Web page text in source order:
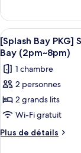
(Usage:
Check-
in
Day
Only)
Ticket,
4
Pax
(Usage:
Check-
in
Day
Only)
Bay
PKG]
Sun
Tower
Deluxe
King
+
Splash
Bay
(2pm~8pm)
le
type
de
chambre
[Splash
Bay
PKG]
Tower
Deluxe
+
Afficher
toutes
les
photos
pour
ce
type
de
3
[Splash Bay PKG]
Bay (2pm~8pm)
1 chambre
2 personnes
2 grands lits
Wi-Fi gratuit
Plus de détails
Plus